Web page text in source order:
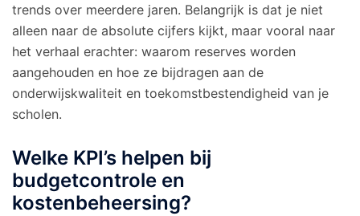
trends over meerdere jaren. Belangrijk is dat je niet
alleen naar de absolute cijfers kijkt, maar vooral naar
het verhaal erachter: waarom reserves worden
aangehouden en hoe ze bijdragen aan de
onderwijskwaliteit en toekomstbestendigheid van je
scholen.
Welke KPI’s helpen bij
budgetcontrole en
kostenbeheersing?